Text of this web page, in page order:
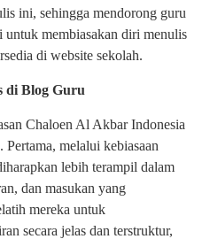
ini, sehingga mendorong guru
membiasakan diri menulis
di website sekolah.
di Blog Guru
Chaloen Al Akbar Indonesia
melalui kebiasaan
lebih terampil dalam
dan masukan yang
mereka untuk
secara jelas dan terstruktur,